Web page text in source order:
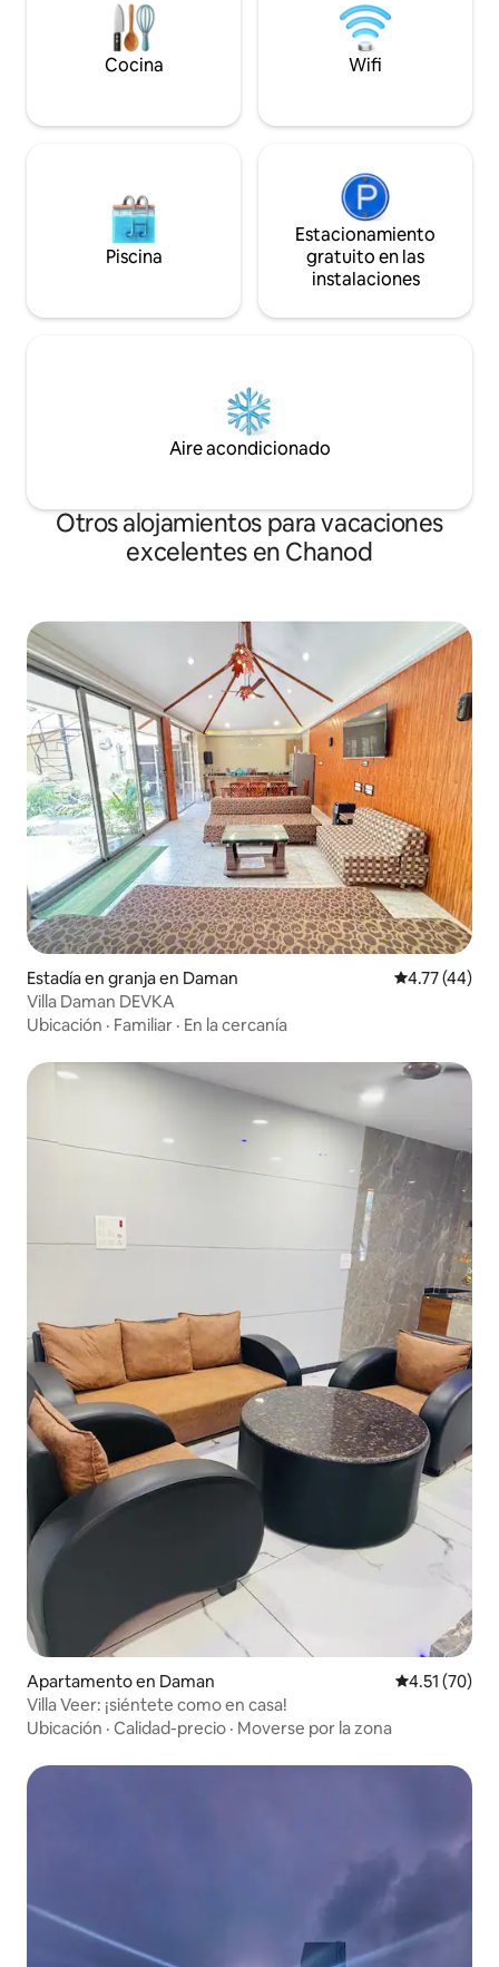
permanente como las instalaciones del
personal del hotel.
privado ofrece un
cómodo para
servicios
Cocina Wifi
Piscina
Estacionamiento
gratuito en las
instalaciones
Aire acondicionado
Otros alojamientos para vacaciones
excelentes en Chanod
Estadía en granja en Daman Calificación
4.77 (44)
Villa Daman DEVKA
Ubicación · Familiar · En la cercanía
Apartamento en Daman Calificación
4.51 (70)
Villa Veer: ¡siéntete como en casa!
Ubicación · Calidad-precio · Moverse por la zona